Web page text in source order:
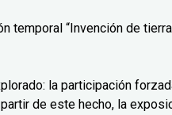
“Invención de
la participación
de este hecho, la